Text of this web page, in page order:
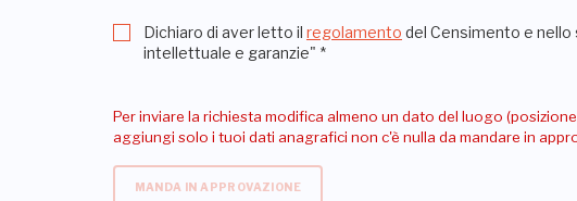
Dichiaro di aver letto il regolamento del Censimento e
intellettuale e garanzie" *
Per inviare la richiesta modifica almeno un dato del luogo
aggiungi solo i tuoi dati anagrafici non c'è nulla da mandare in
MANDA IN APPROVAZIONE